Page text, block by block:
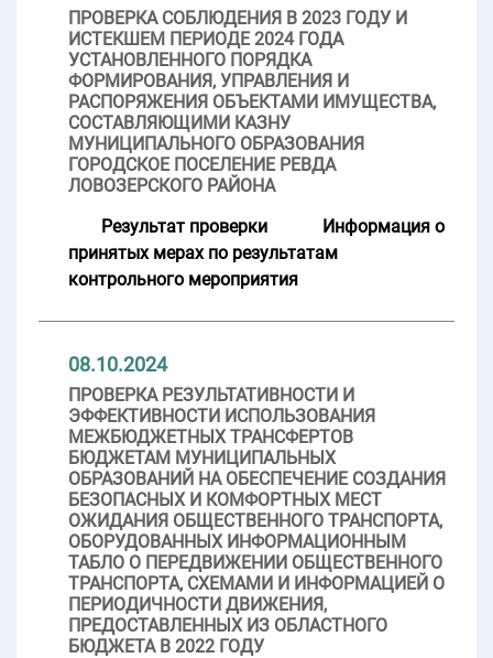
ПРОВЕРКА СОБЛЮДЕНИЯ В 2023 ГОДУ И
ИСТЕКШЕМ ПЕРИОДЕ 2024 ГОДА
УСТАНОВЛЕННОГО ПОРЯДКА
ФОРМИРОВАНИЯ, УПРАВЛЕНИЯ И
РАСПОРЯЖЕНИЯ ОБЪЕКТАМИ ИМУЩЕСТВА,
СОСТАВЛЯЮЩИМИ КАЗНУ
МУНИЦИПАЛЬНОГО ОБРАЗОВАНИЯ
ГОРОДСКОЕ ПОСЕЛЕНИЕ РЕВДА
ЛОВОЗЕРСКОГО РАЙОНА
Результат проверки
Информация о
принятых мерах по результатам
контрольного мероприятия
08.10.2024
ПРОВЕРКА РЕЗУЛЬТАТИВНОСТИ И
ЭФФЕКТИВНОСТИ ИСПОЛЬЗОВАНИЯ
МЕЖБЮДЖЕТНЫХ ТРАНСФЕРТОВ
БЮДЖЕТАМ МУНИЦИПАЛЬНЫХ
ОБРАЗОВАНИЙ НА ОБЕСПЕЧЕНИЕ СОЗДАНИЯ
БЕЗОПАСНЫХ И КОМФОРТНЫХ МЕСТ
ОЖИДАНИЯ ОБЩЕСТВЕННОГО ТРАНСПОРТА,
ОБОРУДОВАННЫХ ИНФОРМАЦИОННЫМ
ТАБЛО О ПЕРЕДВИЖЕНИИ ОБЩЕСТВЕННОГО
ТРАНСПОРТА, СХЕМАМИ И ИНФОРМАЦИЕЙ О
ПЕРИОДИЧНОСТИ ДВИЖЕНИЯ,
ПРЕДОСТАВЛЕННЫХ ИЗ ОБЛАСТНОГО
БЮДЖЕТА В 2022 ГОДУ